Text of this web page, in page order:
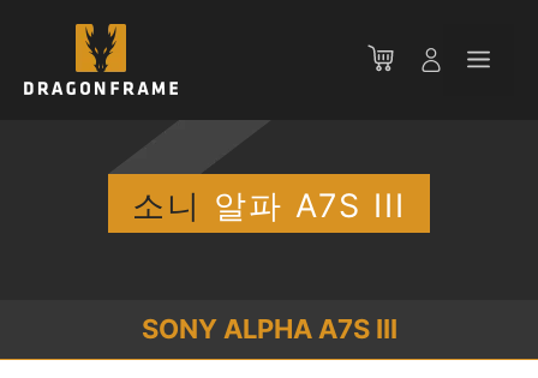
메
소니 알파 A7S III
SONY ALPHA A7S III